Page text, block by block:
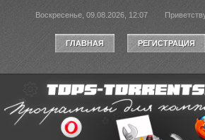
Воскресенье, 09.08.2026, 12:07
ГЛАВНАЯ РЕГИСТРАЦИЯ